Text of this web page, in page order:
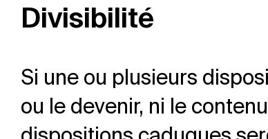
Divisibilité
Si une ou plusieurs
ou le devenir, ni le